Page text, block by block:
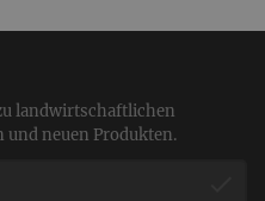
landwirtschaftlichen
und neuen Produkten.